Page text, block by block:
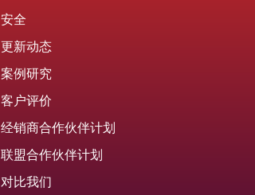
安全
更新动态
案例研究
客户评价
经销商合作伙伴计划
联盟合作伙伴计划
对比我们